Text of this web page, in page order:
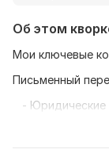
Об этом
Мои ключевые
Письменный
- Юридические